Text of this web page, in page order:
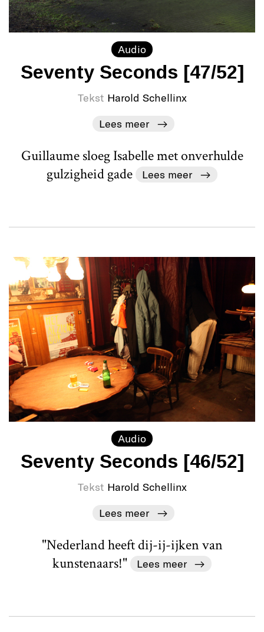
Audio
Seventy Seconds [47/52]
Tekst Harold Schellinx
Lees meer
Guillaume sloeg Isabelle met onverhulde
gulzigheid gade
Lees meer
Audio
Seventy Seconds [46/52]
Tekst Harold Schellinx
Lees meer
"Nederland heeft dij-ij-ijken van
kunstenaars!"
Lees meer